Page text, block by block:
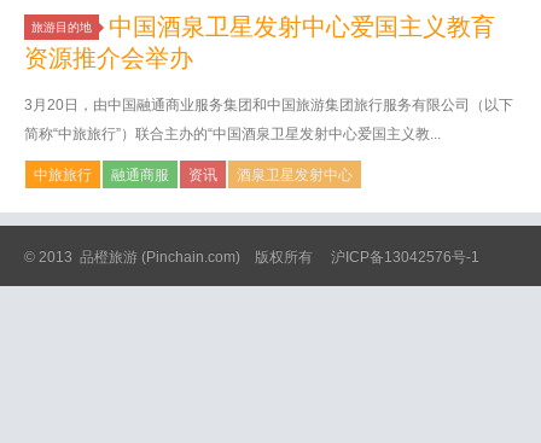
旅游目的地
中国酒泉卫星发射中心爱国主义教育
资源推介会举办
3月20日，由中国融通商业服务集团和中国旅游集团旅行服务有限公司（以下
简称“中旅旅行”）联合主办的“中国酒泉卫星发射中心爱国主义教...
中旅旅行 融通商服 资讯 酒泉卫星发射中心
© 2013 品橙旅游 (Pinchain.com) 版权所有 沪ICP备13042576号-1